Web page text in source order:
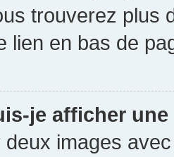
trouverez plus
lien en bas de
je afficher
images